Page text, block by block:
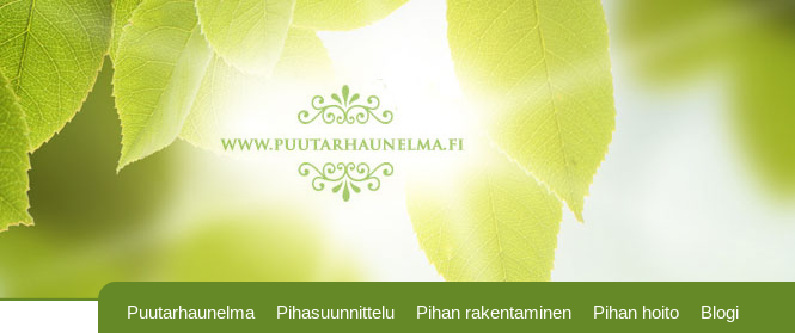
Puutarhaunelma Pihasuunnittelu Pihan rakentaminen Pihan hoito Blogi